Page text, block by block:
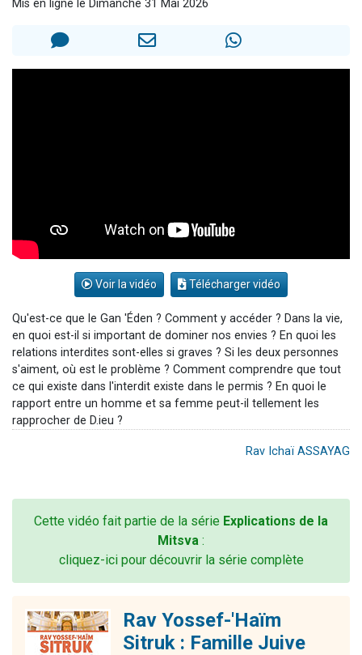
30 personnes viennent de faire un don pour Sauvez la jambe de Yohan
Mis en ligne le Dimanche 31 Mai 2026
Voir la vidéo Télécharger vidéo
Qu'est-ce que le Gan 'Éden ? Comment y accéder ? Dans la vie,
en quoi est-il si important de dominer nos envies ? En quoi les
relations interdites sont-elles si graves ? Si les deux personnes
s'aiment, où est le problème ? Comment comprendre que tout
ce qui existe dans l'interdit existe dans le permis ? En quoi le
rapport entre un homme et sa femme peut-il tellement les
rapprocher de D.ieu ?
Rav Ichaï ASSAYAG
Cette vidéo fait partie de la série Explications de la
Mitsva :
cliquez-ici pour découvrir la série complète
Rav Yossef-'Haïm
Sitruk : Famille Juive